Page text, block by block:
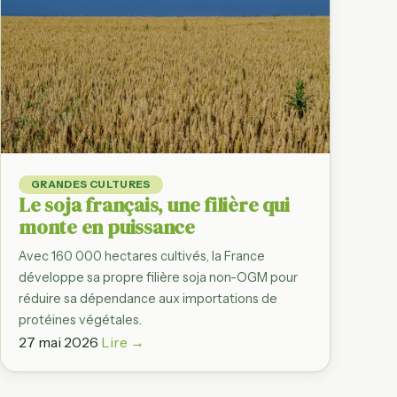
Observatoire
Du producteur à
par filière
Régions
Bretagne,
filière par région
France en
GRANDES CULTURES
Le soja français, une filière qui
monte en puissance
Avec 160 000 hectares cultivés, la France
développe sa propre filière soja non-OGM pour
réduire sa dépendance aux importations de
protéines végétales.
27 mai 2026 Lire →